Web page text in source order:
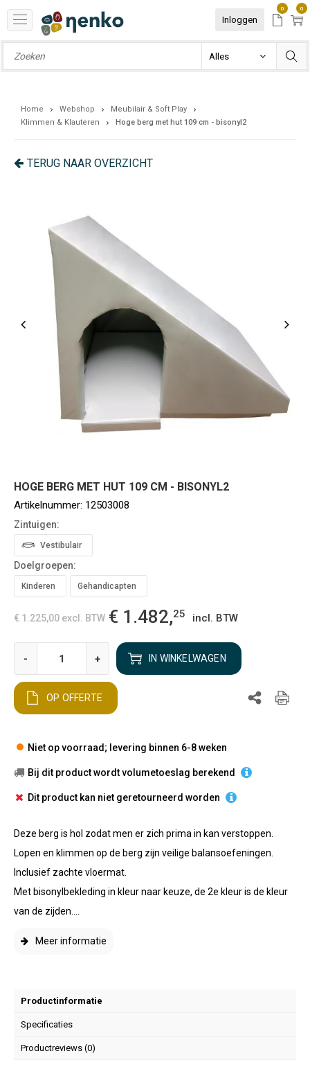
Inloggen
0 0
Home Webshop
Meubilair & Soft Play
Klimmen & Klauteren
Hoge berg met hut 109 cm - bisonyl2
TERUG NAAR OVERZICHT
HOGE BERG MET HUT 109 CM - BISONYL2
Artikelnummer: 12503008
Zintuigen:
Vestibulair
Doelgroepen:
Kinderen Gehandicapten
€ 1.225,00 excl. BTW € 1.482,25 incl. BTW
- + IN WINKELWAGEN
OP OFFERTE
Niet op voorraad; levering binnen 6-8 weken
Bij dit product wordt volumetoeslag berekend
Dit product kan niet geretourneerd worden
Deze berg is hol zodat men er zich prima in kan verstoppen.
Lopen en klimmen op de berg zijn veilige balansoefeningen.
Inclusief zachte vloermat.
Met bisonylbekleding in kleur naar keuze, de 2e kleur is de kleur
van de zijden....
Meer informatie
Productinformatie
Specificaties
Productreviews (0)